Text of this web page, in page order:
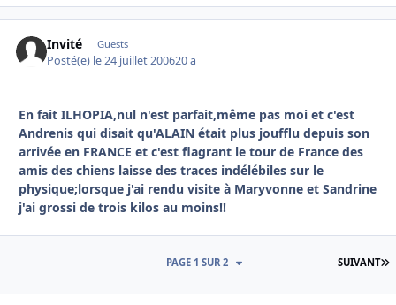
Invité Guests
Posté(e) le 24 juillet 200620 a
En fait ILHOPIA,nul n'est parfait,même pas moi et c'est
Andrenis qui disait qu'ALAIN était plus joufflu depuis son
arrivée en FRANCE et c'est flagrant le tour de France des
amis des chiens laisse des traces indélébiles sur le
physique;lorsque j'ai rendu visite à Maryvonne et Sandrine
j'ai grossi de trois kilos au moins!!
SUIVANT
PAGE 1 SUR 2